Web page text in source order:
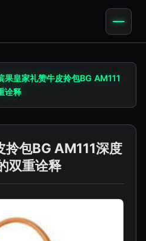
果皇家礼赞牛皮拎包BG AM111
诠释
拎包BG AM111深度
双重诠释